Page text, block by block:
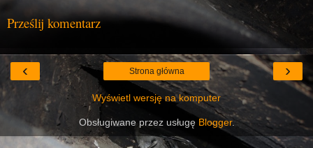
Prześlij komentarz
‹ ›
Strona główna
Wyświetl wersję na komputer
Obsługiwane przez usługę Blogger.